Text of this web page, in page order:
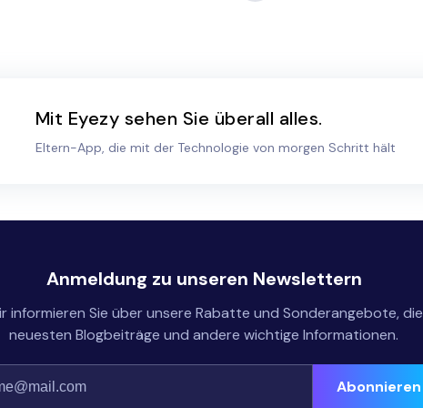
Mit Eyezy sehen Sie überall alles.
Eltern-App, die mit der Technologie von morgen Schritt hält
Anmeldung zu unseren Newslettern
informieren Sie über unsere Rabatte und Sonderangebote, die
neuesten Blogbeiträge und andere wichtige Informationen.
Abonnieren